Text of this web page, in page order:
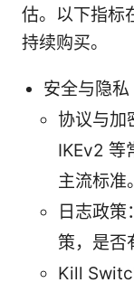
估。以下指标
持续购买。
安全与隐私
协议与加
IKEv2 等
主流标准。
日志政策
策，是否
Kill